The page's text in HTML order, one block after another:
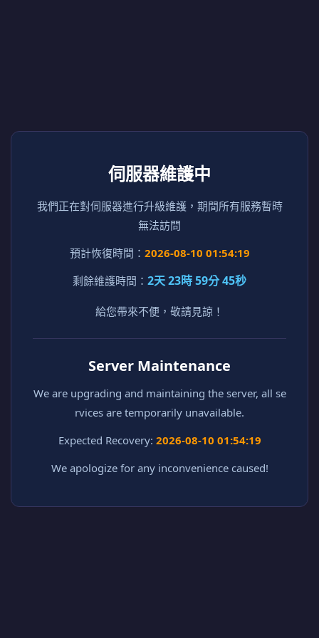
伺服器維護中
我們正在對伺服器進行升級維護，期間所有服務暫時
無法訪問
預計恢復時間： 2026-08-10 01:54:19
剩餘維護時間： 2天 23時 59分 45秒
給您帶來不便，敬請見諒！
Server Maintenance
We are upgrading and maintaining the server, all se
rvices are temporarily unavailable.
Expected Recovery: 2026-08-10 01:54:19
We apologize for any inconvenience caused!